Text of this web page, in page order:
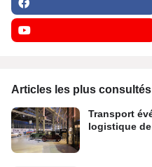
Articles les plus consultés
Transport
logistique